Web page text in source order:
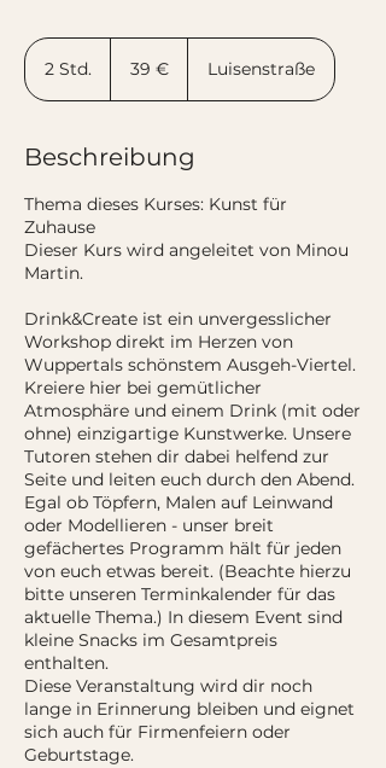
2 Std.
.
39 € Luisenstraße
Beschreibung
Thema dieses Kurses: Kunst für
Zuhause
Dieser Kurs wird angeleitet von Minou
Martin.
Drink&Create ist ein unvergesslicher
Workshop direkt im Herzen von
Wuppertals schönstem Ausgeh-Viertel.
Kreiere hier bei gemütlicher
Atmosphäre und einem Drink (mit oder
ohne) einzigartige Kunstwerke. Unsere
Tutoren stehen dir dabei helfend zur
Seite und leiten euch durch den Abend.
Egal ob Töpfern, Malen auf Leinwand
oder Modellieren - unser breit
gefächertes Programm hält für jeden
von euch etwas bereit. (Beachte hierzu
bitte unseren Terminkalender für das
aktuelle Thema.) In diesem Event sind
kleine Snacks im Gesamtpreis
enthalten.
Diese Veranstaltung wird dir noch
lange in Erinnerung bleiben und eignet
sich auch für Firmenfeiern oder
Geburtstage.